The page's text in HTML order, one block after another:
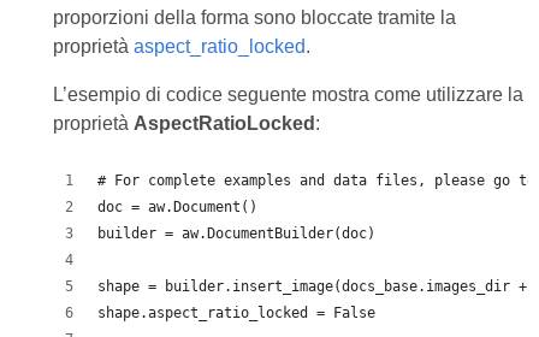
proporzioni della forma sono bloccate tramite la
proprietà aspect_ratio_locked.
L’esempio di codice seguente mostra come utilizzare la
proprietà AspectRatioLocked :
# For complete examples and data files, please go to
doc = aw.Document()
builder = aw.DocumentBuilder(doc)
shape = builder.insert_image(docs_base.images_dir +
shape.aspect_ratio_locked = False